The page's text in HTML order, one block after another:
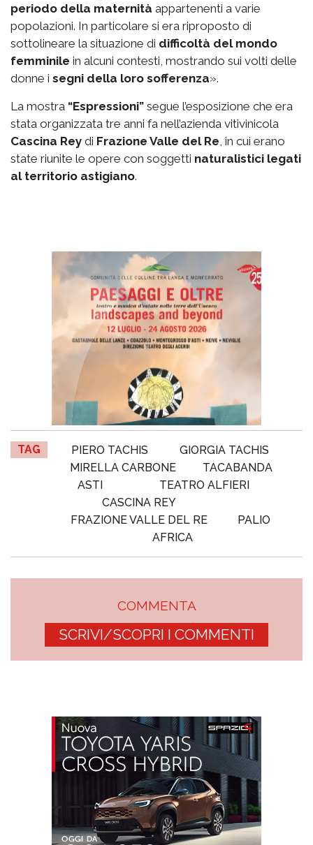
periodo della maternità appartenenti a varie
popolazioni. In particolare si era riproposto di
sottolineare la situazione di difficoltà del mondo
femminile in alcuni contesti, mostrando sui volti delle
donne i segni della loro sofferenza».
La mostra “Espressioni” segue l’esposizione che era
stata organizzata tre anni fa nell’azienda vitivinicola
Cascina Rey di Frazione Valle del Re , in cui erano
state riunite le opere con soggetti naturalistici legati
al territorio astigiano.
TAG PIERO TACHIS
GIORGIA TACHIS
MIRELLA CARBONE
TACABANDA
ASTI
TEATRO ALFIERI
CASCINA REY
FRAZIONE VALLE DEL RE
PALIO
AFRICA
COMMENTA
SCRIVI/SCOPRI I COMMENTI